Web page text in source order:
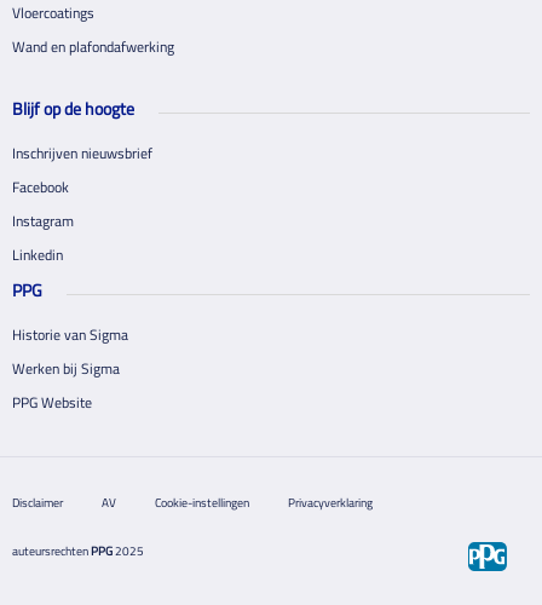
Vloercoatings
Wand en plafondafwerking
Blijf op de hoogte
Inschrijven nieuwsbrief
Facebook
Instagram
Linkedin
PPG
Historie van Sigma
Werken bij Sigma
PPG Website
Disclaimer AV Cookie-instellingen Privacyverklaring
auteursrechtenPPG2025